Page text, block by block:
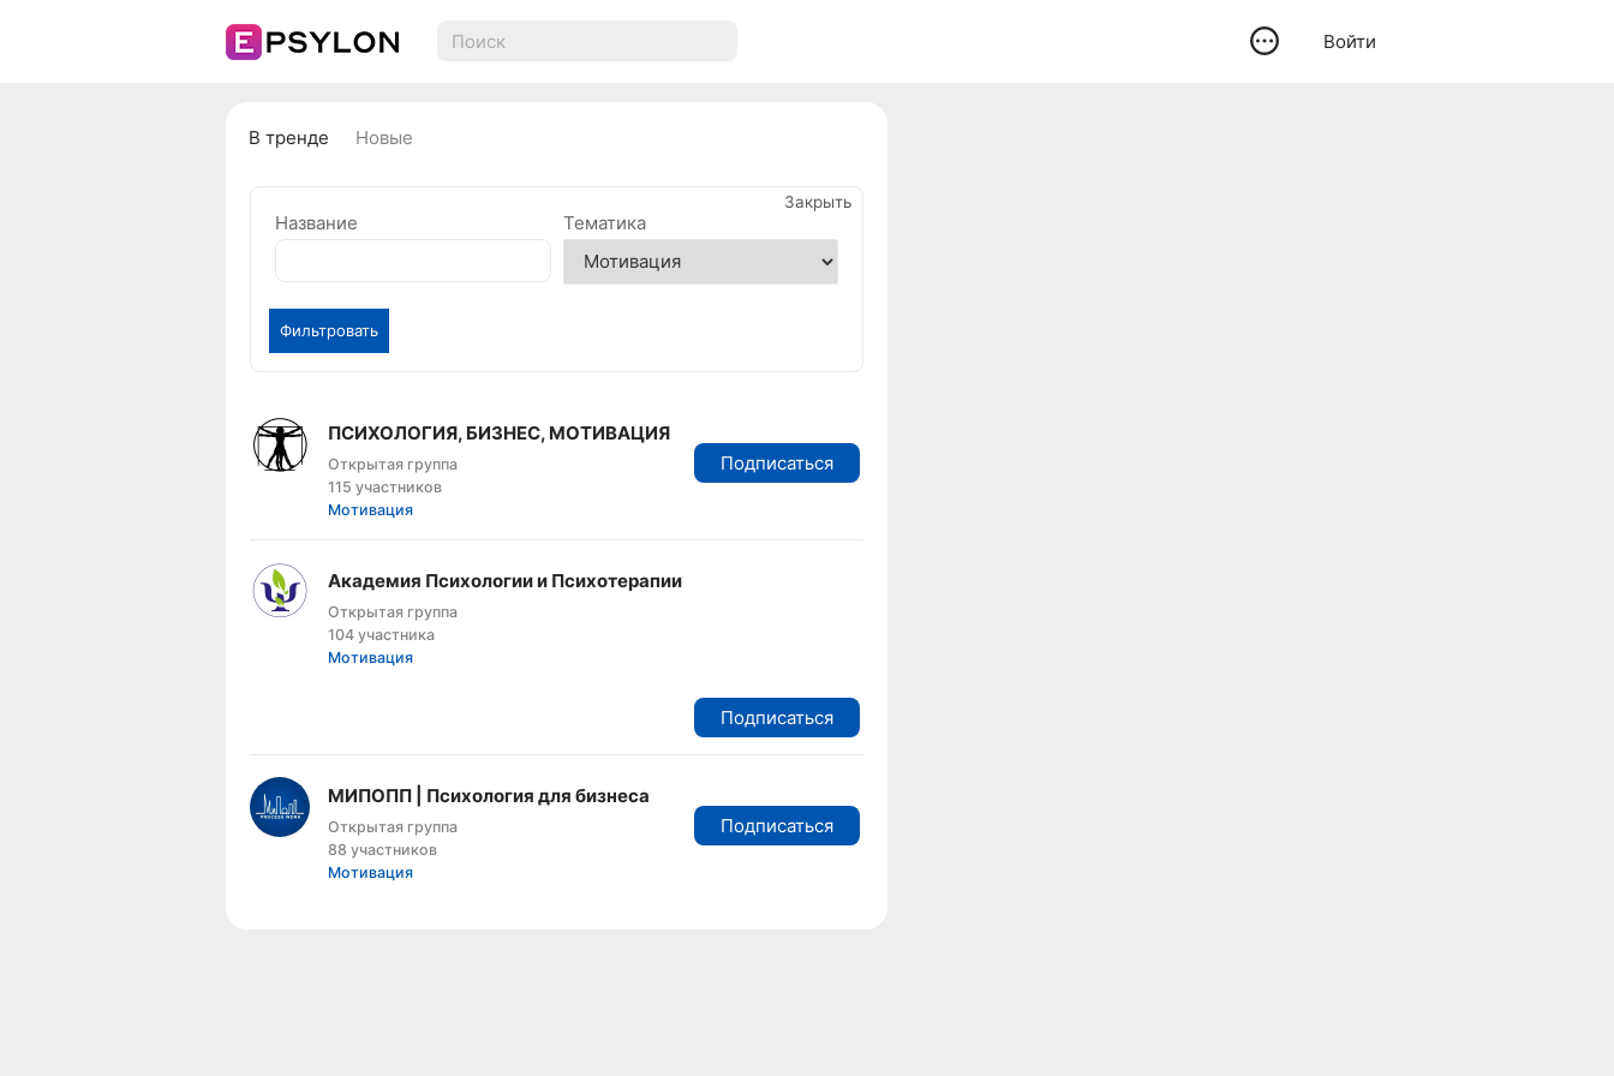
Войти
В тренде Новые
Закрыть
Название Тематика
Фильтровать
ПСИХОЛОГИЯ, БИЗНЕС, МОТИВАЦИЯ
Открытая группа
115 участников
Мотивация
Подписаться
Академия Психологии и Психотерапии
Открытая группа
104 участника
Мотивация
Подписаться
МИПОПП | Психология для бизнеса
Открытая группа
88 участников
Мотивация
Подписаться